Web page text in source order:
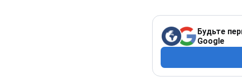
Будьте
Google